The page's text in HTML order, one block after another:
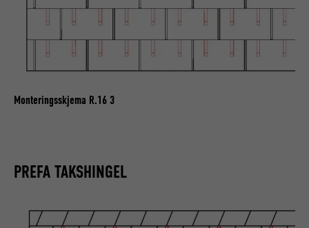
Monteringsskjema R.16 3
PREFA TAKSHINGEL